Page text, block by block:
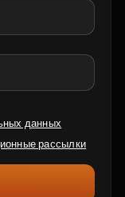
данных
рассылки